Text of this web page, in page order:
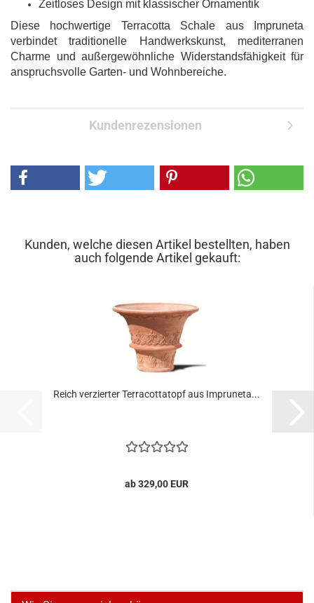
Zeitloses Design mit klassischer Ornamentik
Diese hochwertige Terracotta Schale aus Impruneta
verbindet traditionelle Handwerkskunst, mediterranen
Charme und außergewöhnliche Widerstandsfähigkeit für
anspruchsvolle Garten- und Wohnbereiche.
Kundenrezensionen
Kunden, welche diesen Artikel bestellten, haben
auch folgende Artikel gekauft:
Reich verzierter Terracottatopf aus Impruneta...
ab 329,00 EUR